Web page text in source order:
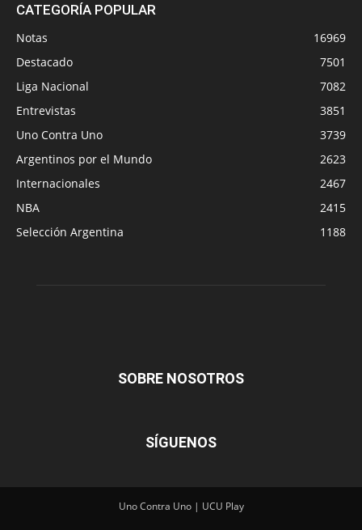
CATEGORÍA POPULAR
Notas
16969
Destacado
7501
Liga Nacional
7082
Entrevistas
3851
Uno Contra Uno
3739
Argentinos por el Mundo
2623
Internacionales
2467
NBA
2415
Selección Argentina
1188
SOBRE NOSOTROS
SÍGUENOS
Uno Contra Uno | UCU Play